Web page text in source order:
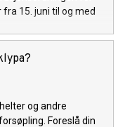
15. juni til og med
og andre
Foreslå din